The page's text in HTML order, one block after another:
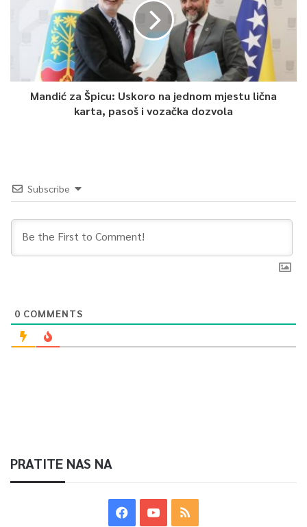
Mandić za Špicu: Uskoro na jednom mjestu lična
karta, pasoš i vozačka dozvola
Subscribe
0 COMMENTS
PRATITE NAS NA